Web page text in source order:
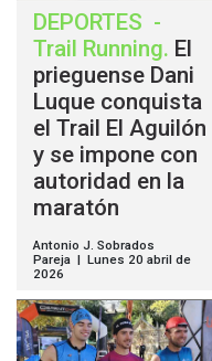
DEPORTES -
Trail Running. El
prieguense Dani
Luque conquista
el Trail El Aguilón
y se impone con
autoridad en la
maratón
Antonio J. Sobrados
Pareja | Lunes 20 abril de
2026